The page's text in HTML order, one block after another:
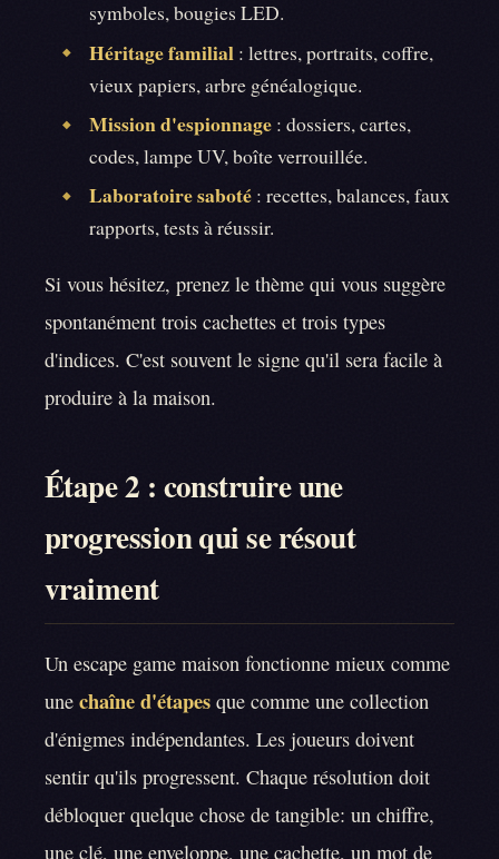
symboles, bougies LED.
◆ Héritage familial : lettres, portraits, coffre,
vieux papiers, arbre généalogique.
◆ Mission d'espionnage : dossiers, cartes,
codes, lampe UV, boîte verrouillée.
◆ Laboratoire saboté : recettes, balances, faux
rapports, tests à réussir.
Si vous hésitez, prenez le thème qui vous suggère
spontanément trois cachettes et trois types
d'indices. C'est souvent le signe qu'il sera facile à
produire à la maison.
Étape 2 : construire une
progression qui se résout
vraiment
Un escape game maison fonctionne mieux comme
une chaîne d'étapes que comme une collection
d'énigmes indépendantes. Les joueurs doivent
sentir qu'ils progressent. Chaque résolution doit
débloquer quelque chose de tangible: un chiffre,
une clé, une enveloppe, une cachette, un mot de